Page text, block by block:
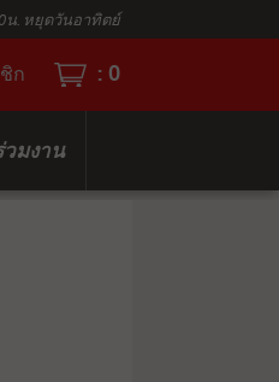
น. หยุดวันอาทิตย์
ก : 0
วมงาน